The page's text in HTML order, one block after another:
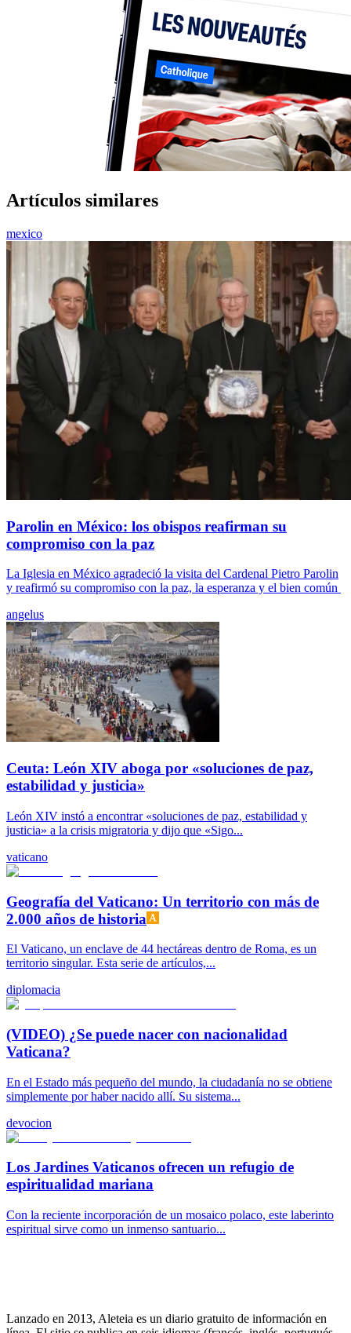
Artículos similares
mexico
Parolin en México: los obispos reafirman su
compromiso con la paz
La Iglesia en México agradeció la visita del Cardenal Pietro Parolin
y reafirmó su compromiso con la paz, la esperanza y el bien común
angelus
Ceuta: León XIV aboga por «soluciones de paz,
estabilidad y justicia»
León XIV instó a encontrar «soluciones de paz, estabilidad y
justicia» a la crisis migratoria y dijo que «Sigo...
vaticano
Geografía del Vaticano: Un territorio con más de
2.000 años de historia
El Vaticano, un enclave de 44 hectáreas dentro de Roma, es un
territorio singular. Esta serie de artículos,...
diplomacia
(VIDEO) ¿Se puede nacer con nacionalidad
Vaticana?
En el Estado más pequeño del mundo, la ciudadanía no se obtiene
simplemente por haber nacido allí. Su sistema...
devocion
Los Jardines Vaticanos ofrecen un refugio de
espiritualidad mariana
Con la reciente incorporación de un mosaico polaco, este laberinto
espiritual sirve como un inmenso santuario...
Lanzado en 2013, Aleteia es un diario gratuito de información en